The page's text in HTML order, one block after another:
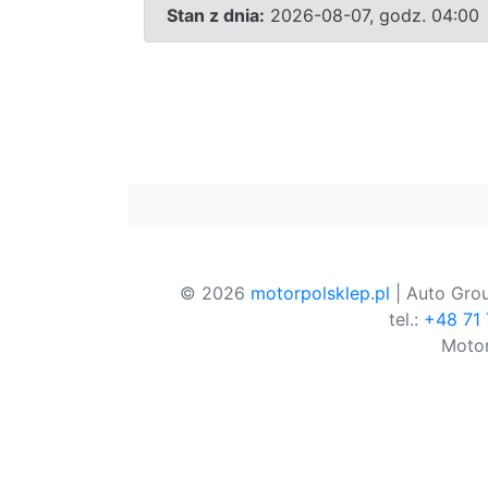
Stan z dnia: 2026-08-07, godz. 04:00
© 2026 motorpolsklep.pl | Auto
tel.: +48 71